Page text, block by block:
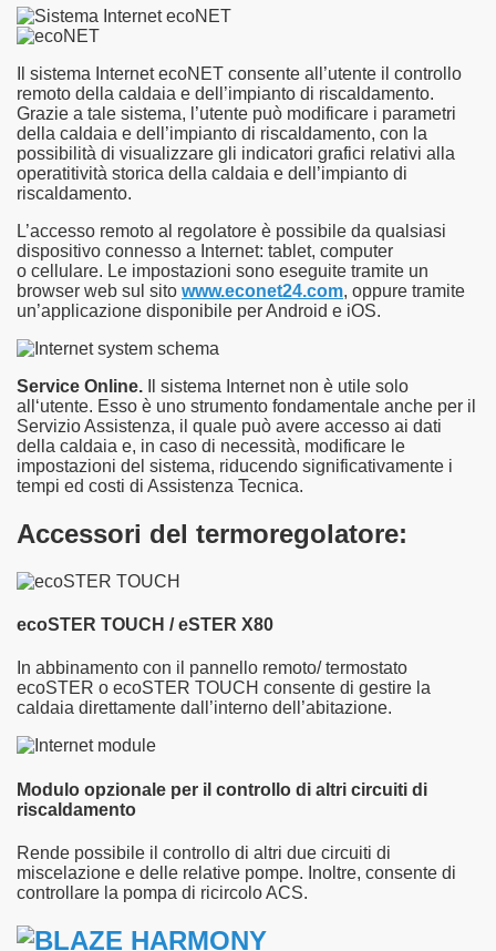
Il sistema Internet ecoNET consente all’utente il controllo
remoto della caldaia e dell’impianto di riscaldamento.
Grazie a tale sistema, l’utente può modificare i parametri
della caldaia e dell’impianto di riscaldamento, con la
possibilità di visualizzare gli indicatori grafici relativi alla
operatitività storica della caldaia e dell’impianto di
riscaldamento.
L’accesso remoto al regolatore è possibile da qualsiasi
dispositivo connesso a Internet: tablet, computer
o cellulare. Le impostazioni sono eseguite tramite un
browser web sul sito www.econet24.com, oppure tramite
un’applicazione disponibile per Android e iOS.
Service Online. Il sistema Internet non è utile solo
all‘utente. Esso è uno strumento fondamentale anche per il
Servizio Assistenza, il quale può avere accesso ai dati
della caldaia e, in caso di necessità, modificare le
impostazioni del sistema, riducendo significativamente i
tempi ed costi di Assistenza Tecnica.
Accessori del termoregolatore:
ecoSTER TOUCH / eSTER X80
In abbinamento con il pannello remoto/ termostato
ecoSTER o ecoSTER TOUCH consente di gestire la
caldaia direttamente dall’interno dell’abitazione.
Modulo opzionale per il controllo di altri circuiti di
riscaldamento
Rende possibile il controllo di altri due circuiti di
miscelazione e delle relative pompe. Inoltre, consente di
controllare la pompa di ricircolo ACS.